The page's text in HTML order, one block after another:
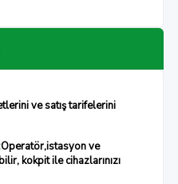
ve satış tarifelerini
Operatör,istasyon ve
kokpit ile cihazlarınızı